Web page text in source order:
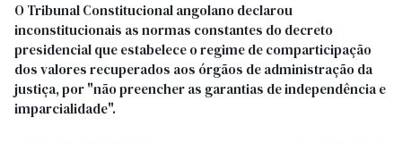
O Tribunal Constitucional angolano declarou
inconstitucionais as normas constantes do decreto
presidencial que estabelece o regime de comparticipação
dos valores recuperados aos órgãos de administração da
justiça, por "não preencher as garantias de independência e
imparcialidade".